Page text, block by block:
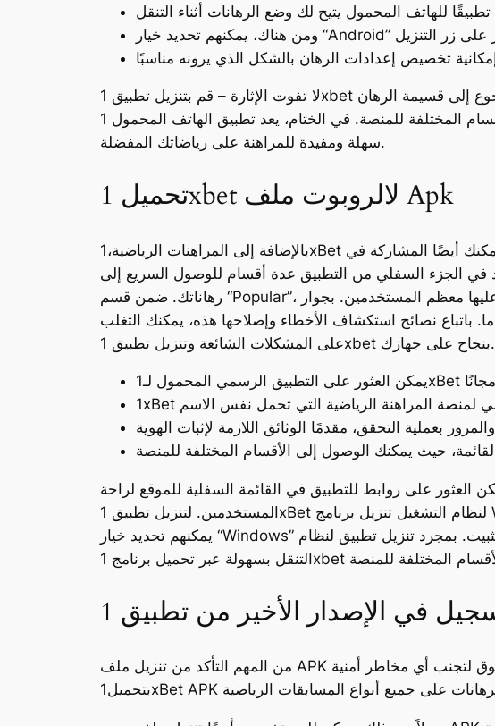
لا تفوت الإثارة – قم بتنزيل تطبيق 1xbet اليوم وابدأ رحلة المراهنة الرياضية. في وسط التطبيق، يوجد زر قسيمة الرهان، حيث يمكنك الرجوع إلى قسيمة الرهان
الحالية. العنصر الأخير في اللوحة السفلية هو زر القائمة، حيث يمكنك الوصول إلى الأقسام المختلفة للمنصة. في الختام، يعد تطبيق الهاتف المحمول 1xbet طريقة
سهلة ومفيدة للمراهنة على رياضاتك المفضلة.
تحميل 1xbet لالروبوت ملف Apk
بالإضافة إلى المراهنات الرياضية،1xBet يحتوي على قسم لألعاب الكازينو، بما في ذلك ماكينات القمار والروليت وغيرها. إذا أردت، يمكنك أيضًا المشاركة في
في الجزء السفلي من التطبيق عدة أقسام للوصول السريع إلى
رهاناتك. ضمن قسم “Popular”، ستجد الأحداث المهمة التي يراهن عليها معظم المستخدمين. بجوار “Popular” توجد علامة تبويب التفضيلات “Favorites”، حيث
باتباع نصائح استكشاف الأخطاء وإصلاحها هذه، يمكنك التغلب
على المشكلات الشائعة وتنزيل تطبيق 1xbet بنجاح على جهازك.
العثور على روابط للتطبيق في القائمة السفلية للموقع لراحة
المستخدمين. لتنزيل تطبيق 1xBet لنظام التشغيل تنزيل برنامج Windows، يمكن للمستخدمين زيارة الموقع الرسمي والانتقال إلى قسم “التطبيقات”. ومن هناك،
يمكنهم تحديد خيار “Windows” والنقر على زر التنزيل لبدء عملية التثبيت. بمجرد تنزيل تطبيق لنظام Android، فإنه يوفر واجهة سهلة الاستخدام تتيح للمستخدمين
من المهم التأكد من تنزيل ملف APK من مصدر موثوق لتجنب أي مخاطر أمنية. Uptodown هو متجر تطبيقات متعدد المنصات متخصص في نظام الأندرويد. قم